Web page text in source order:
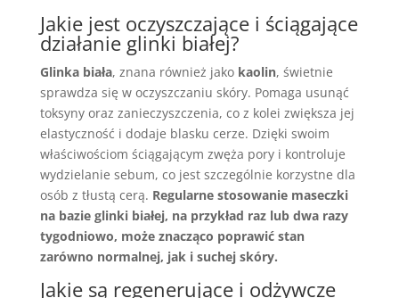
Jakie jest oczyszczające i ściągające
działanie glinki białej?
Glinka biała, znana również jako kaolin, świetnie
sprawdza się w oczyszczaniu skóry. Pomaga usunąć
toksyny oraz zanieczyszczenia, co z kolei zwiększa jej
elastyczność i dodaje blasku cerze. Dzięki swoim
właściwościom ściągającym zwęża pory i kontroluje
wydzielanie sebum, co jest szczególnie korzystne dla
osób z tłustą cerą. Regularne stosowanie maseczki
na bazie glinki białej, na przykład raz lub dwa razy
tygodniowo, może znacząco poprawić stan
zarówno normalnej, jak i suchej skóry.
Jakie są regenerujące i odżywcze